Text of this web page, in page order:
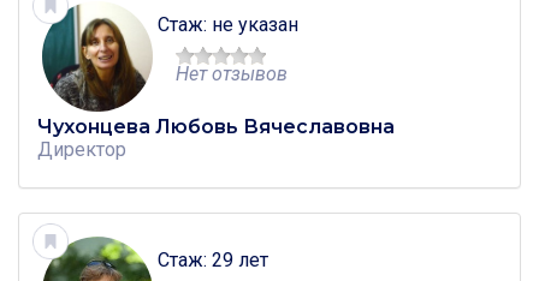
Стаж: не указан
Нет отзывов
Чухонцева Любовь Вячеславовна
Директор
Стаж: 29 лет